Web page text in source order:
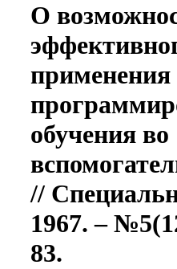
О
применения
обучения во
//
1967. –
83.